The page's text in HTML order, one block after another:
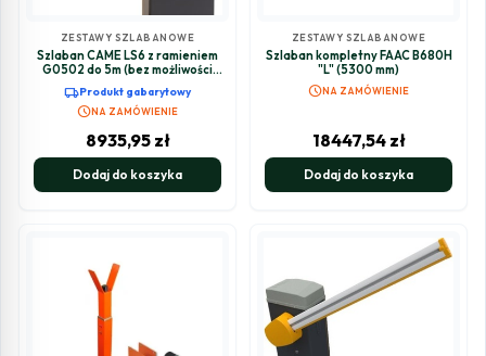
ZESTAWY SZLABANOWE
Szlaban CAME LS6 z ramieniem
G0502 do 5m (bez możliwości
local_shippingProdukt gabarytowy
scheduleNA ZAMÓWIENIE
8935,95 zł
Dodaj do koszyka
ZESTAWY SZLABANOWE
Szlaban kompletny FAAC B680H
"L" (5300 mm)
scheduleNA ZAMÓWIENIE
18447,54 zł
Dodaj do koszyka